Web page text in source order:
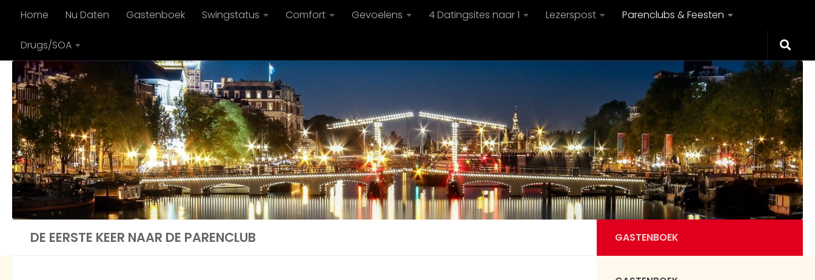
Doorgaan naar inhoud
Home Nu Daten Gastenboek Swingstatus Comfort Gevoelens 4 Datingsites naar 1 Lezerspost Parenclubs & Feesten
Drugs/SOA
DE EERSTE KEER NAAR DE PARENCLUB GASTENBOEK